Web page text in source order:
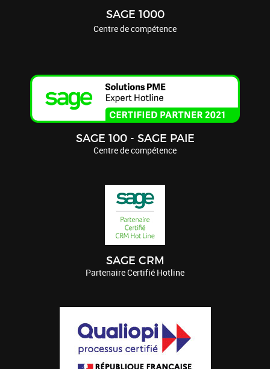
SAGE 1000
Centre de compétence
SAGE 100 - SAGE PAIE
Centre de compétence
SAGE CRM
Partenaire Certifié Hotline